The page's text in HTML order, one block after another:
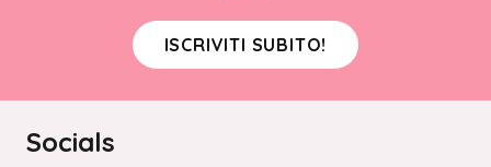
ISCRIVITI SUBITO!
Socials